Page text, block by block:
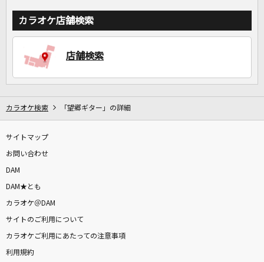
カラオケ店舗検索
店舗検索
カラオケ検索 「望郷ギター」の詳細
サイトマップ
お問い合わせ
DAM
DAM★とも
カラオケ＠DAM
サイトのご利用について
カラオケご利用にあたっての注意事項
利用規約